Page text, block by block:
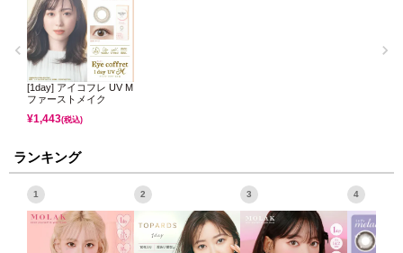
[1day] アイコフレ UV M
ファーストメイク
¥1,443(税込)
ランキング
1 2 3 4